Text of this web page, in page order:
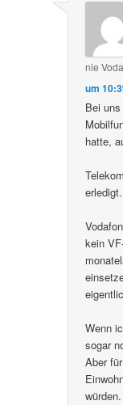
nie
um
Bei
hatte,
erledigt.
kein
Wenn
sogar
Aber
würden.